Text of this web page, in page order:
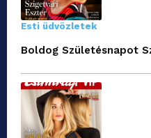
Esti üdvözletek
Boldog Születésnapot